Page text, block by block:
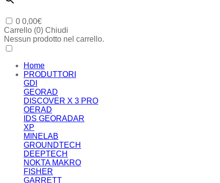
0 0,00€
Carrello (0) Chiudi
Nessun prodotto nel carrello.
Home
PRODUTTORI
GDI
GEORAD
DISCOVER X 3 PRO
OERAD
IDS GEORADAR
XP
MINELAB
GROUNDTECH
DEEPTECH
NOKTA MAKRO
FISHER
GARRETT